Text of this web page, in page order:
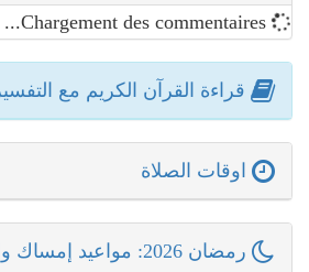
قراءة القرآن الكريم مع
اوقات الصلاة
رمضان 2026: مواعيد إمساك وإفطار